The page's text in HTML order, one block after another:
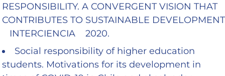
RESPONSIBILITY. A CONVERGENT VISION THAT
CONTRIBUTES TO SUSTAINABLE DEVELOPMENT
INTERCIENCIA 2020.
Social responsibility of higher education
students. Motivations for its development in